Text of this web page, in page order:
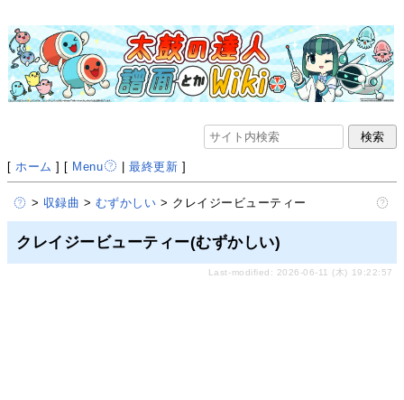
[ ホーム ] [ Menu |最終更新 ]
> 収録曲 > むずかしい > クレイジービューティー
クレイジービューティー(むずかしい)
Last-modified: 2026-06-11 (木) 19:22:57